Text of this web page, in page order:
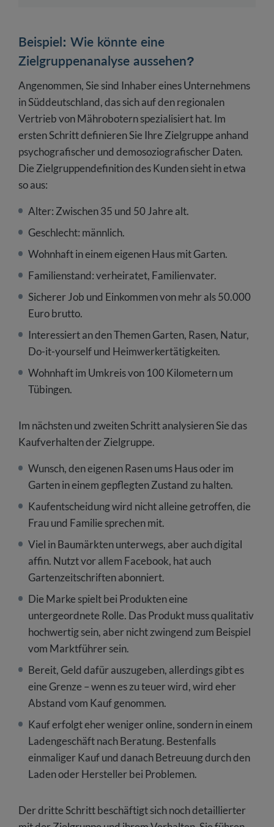
Beispiel: Wie könnte eine
Zielgruppenanalyse aussehen?
Angenommen, Sie sind Inhaber eines Unternehmens
in Süddeutschland, das sich auf den regionalen
Vertrieb von Mährobotern spezialisiert hat. Im
ersten Schritt definieren Sie Ihre Zielgruppe anhand
psychografischer und demosoziografischer Daten.
Die Zielgruppendefinition des Kunden sieht in etwa
so aus:
Alter: Zwischen 35 und 50 Jahre alt.
Geschlecht: männlich.
Wohnhaft in einem eigenen Haus mit Garten.
Familienstand: verheiratet, Familienvater.
Sicherer Job und Einkommen von mehr als 50.000
Euro brutto.
Interessiert an den Themen Garten, Rasen, Natur,
Do-it-yourself und Heimwerkertätigkeiten.
Wohnhaft im Umkreis von 100 Kilometern um
Tübingen.
Im nächsten und zweiten Schritt analysieren Sie das
Kaufverhalten der Zielgruppe.
Wunsch, den eigenen Rasen ums Haus oder im
Garten in einem gepflegten Zustand zu halten.
Kaufentscheidung wird nicht alleine getroffen, die
Frau und Familie sprechen mit.
Viel in Baumärkten unterwegs, aber auch digital
affin. Nutzt vor allem Facebook, hat auch
Gartenzeitschriften abonniert.
Die Marke spielt bei Produkten eine
untergeordnete Rolle. Das Produkt muss qualitativ
hochwertig sein, aber nicht zwingend zum Beispiel
vom Marktführer sein.
Bereit, Geld dafür auszugeben, allerdings gibt es
eine Grenze – wenn es zu teuer wird, wird eher
Abstand vom Kauf genommen.
Kauf erfolgt eher weniger online, sondern in einem
Ladengeschäft nach Beratung. Bestenfalls
einmaliger Kauf und danach Betreuung durch den
Laden oder Hersteller bei Problemen.
Der dritte Schritt beschäftigt sich noch detaillierter